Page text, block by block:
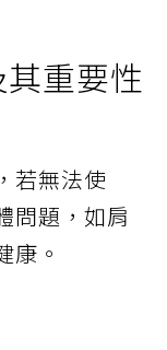
重要性
若無法使
問題，如肩
康。